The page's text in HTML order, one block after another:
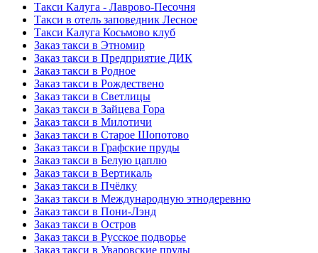
Такси Калуга - Лаврово-Песочня
Такси в отель заповедник Лесное
Такси Калуга Косьмово клуб
Заказ такси в Этномир
Заказ такси в Предприятие ДИК
Заказ такси в Родное
Заказ такси в Рождествено
Заказ такси в Светлицы
Заказ такси в Зайцева Гора
Заказ такси в Милотичи
Заказ такси в Старое Шопотово
Заказ такси в Графские пруды
Заказ такси в Белую цаплю
Заказ такси в Вертикаль
Заказ такси в Пчёлку
Заказ такси в Международную этнодеревню
Заказ такси в Пони-Лэнд
Заказ такси в Остров
Заказ такси в Русское подворье
Заказ такси в Уваровские пруды